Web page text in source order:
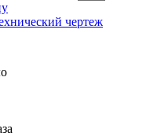
чертеж